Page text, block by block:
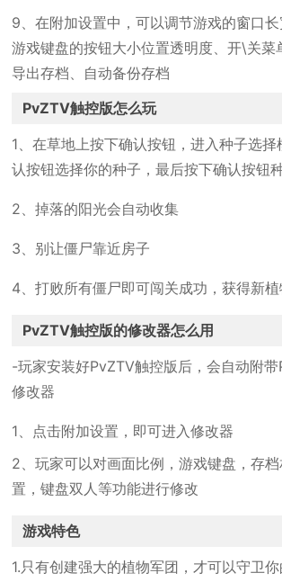
9、在附加设置中，可以调节游戏的窗口
游戏键盘的按钮大小位置透明度、开\关菜
导出存档、自动备份存档
PvZTV触控版怎么玩
1、在草地上按下确认按钮，进入种子选择
认按钮选择你的种子，最后按下确认按钮
2、掉落的阳光会自动收集
3、别让僵尸靠近房子
4、打败所有僵尸即可闯关成功，获得新植
PvZTV触控版的修改器怎么用
-玩家安装好PvZTV触控版后，会自动附
修改器
1、点击附加设置，即可进入修改器
2、玩家可以对画面比例，游戏键盘，存
置，键盘双人等功能进行修改
游戏特色
1.只有创建强大的植物军团，才可以守卫